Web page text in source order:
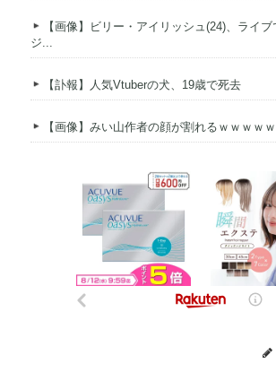
【画像】ビリー・アイリッシュ(24)、ライ
ジ...
【訃報】人気Vtuberの犬、19歳で死去
【画像】みい山作者の顔が割れるｗｗｗｗ